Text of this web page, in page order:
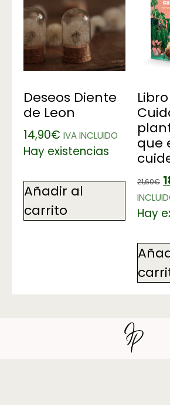
Deseos Diente
de Leon
14,90€ IVA INCLUIDO
Hay existencias
Añadir al
carrito
que
21,60€
Hay